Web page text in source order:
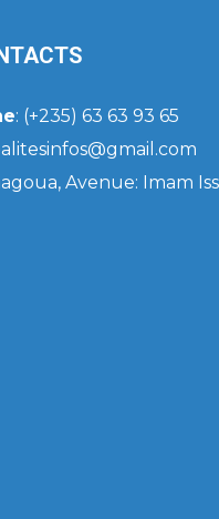
: (+235) 63 63 93 65
Avenue: Imam